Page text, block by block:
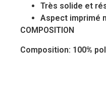
Très solide et
Aspect imprimé
COMPOSITION
Composition: 100%